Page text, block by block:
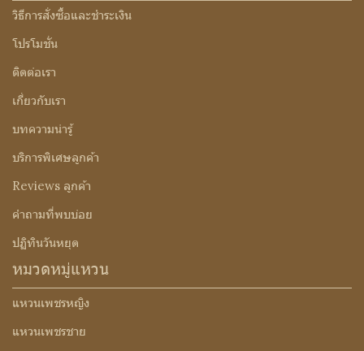
วิธีการสั่งซื้อและชำระเงิน
โปรโมชั่น
ติดต่อเรา
เกี่ยวกับเรา
บทความน่ารู้
บริการพิเศษลูกค้า
Reviews ลูกค้า
คำถามที่พบบ่อย
ปฏิทินวันหยุด
หมวดหมู่แหวน
แหวนเพชรหญิง
แหวนเพชรชาย